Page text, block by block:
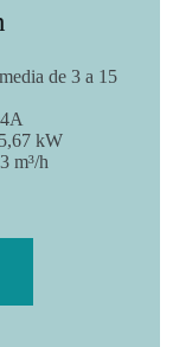
de 3 a 15
kW
m³/h